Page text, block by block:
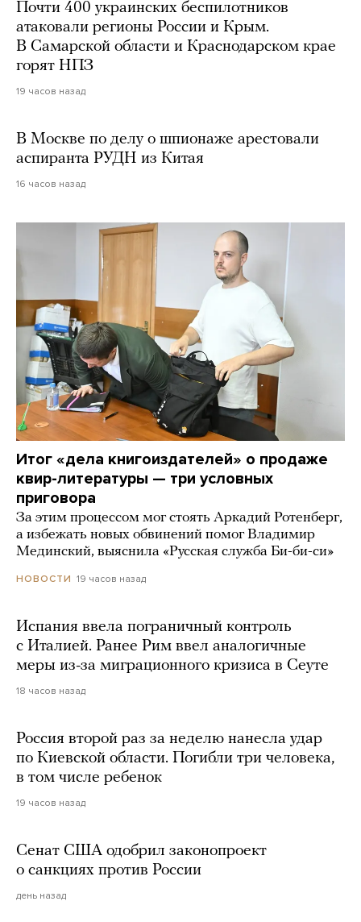
Почти 400 украинских беспилотников
атаковали регионы России и Крым.
В Самарской области и Краснодарском крае
горят НПЗ
19 часов назад
В Москве по делу о шпионаже арестовали
аспиранта РУДН из Китая
16 часов назад
Итог «дела книгоиздателей» о продаже
квир-литературы — три условных
приговора
За этим процессом мог стоять Аркадий Ротенберг,
а избежать новых обвинений помог Владимир
Мединский, выяснила «Русская служба Би-би-си»
НОВОСТИ 19 часов назад
Испания ввела пограничный контроль
с Италией. Ранее Рим ввел аналогичные
меры из-за миграционного кризиса в Сеуте
18 часов назад
Россия второй раз за неделю нанесла удар
по Киевской области. Погибли три человека,
в том числе ребенок
19 часов назад
Сенат США одобрил законопроект
о санкциях против России
день назад